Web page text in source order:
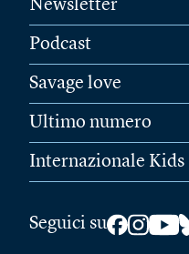
Newsletter
Podcast
Savage love
Ultimo numero
Internazionale Kids
Seguici su